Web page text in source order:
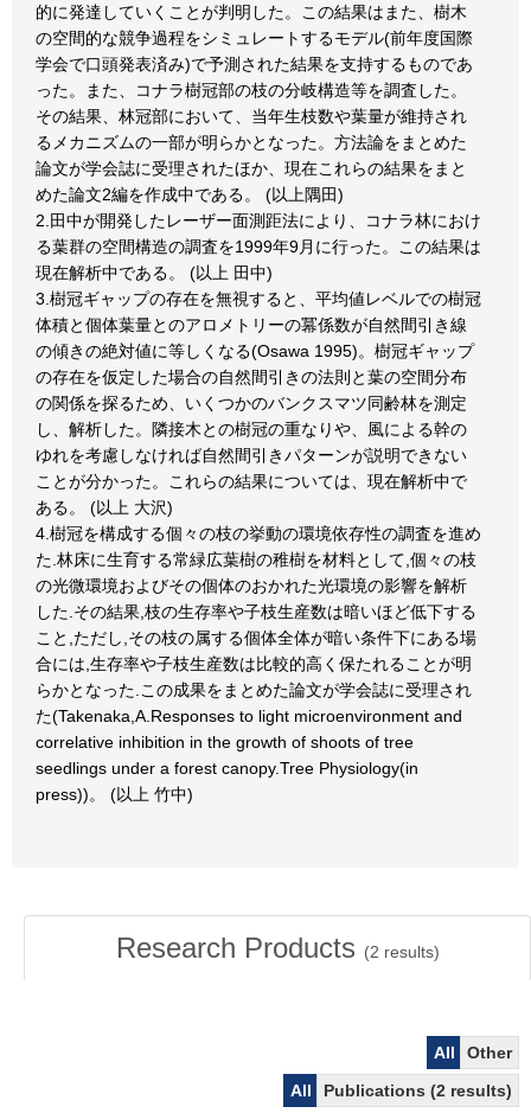
的に発達していくことが判明した。この結果はまた、樹木
の空間的な競争過程をシミュレートするモデル(前年度国際
学会で口頭発表済み)で予測された結果を支持するものであ
った。また、コナラ樹冠部の枝の分岐構造等を調査した。
その結果、林冠部において、当年生枝数や葉量が維持され
るメカニズムの一部が明らかとなった。方法論をまとめた
論文が学会誌に受理されたほか、現在これらの結果をまと
めた論文2編を作成中である。 (以上隅田)
2.田中が開発したレーザー面測距法により、コナラ林におけ
る葉群の空間構造の調査を1999年9月に行った。この結果は
現在解析中である。 (以上 田中)
3.樹冠ギャップの存在を無視すると、平均値レベルでの樹冠
体積と個体葉量とのアロメトリーの冪係数が自然間引き線
の傾きの絶対値に等しくなる(Osawa 1995)。樹冠ギャップ
の存在を仮定した場合の自然間引きの法則と葉の空間分布
の関係を探るため、いくつかのバンクスマツ同齢林を測定
し、解析した。隣接木との樹冠の重なりや、風による幹の
ゆれを考慮しなければ自然間引きパターンが説明できない
ことが分かった。これらの結果については、現在解析中で
ある。 (以上 大沢)
4.樹冠を構成する個々の枝の挙動の環境依存性の調査を進め
た.林床に生育する常緑広葉樹の稚樹を材料として,個々の枝
の光微環境およびその個体のおかれた光環境の影響を解析
した.その結果,枝の生存率や子枝生産数は暗いほど低下する
こと,ただし,その枝の属する個体全体が暗い条件下にある場
合には,生存率や子枝生産数は比較的高く保たれることが明
らかとなった.この成果をまとめた論文が学会誌に受理され
た(Takenaka,A.Responses to light microenvironment and
correlative inhibition in the growth of shoots of tree
seedlings under a forest canopy.Tree Physiology(in
press))。 (以上 竹中)
Research Products (2 results)
All
Other
All
Publications (2 results)